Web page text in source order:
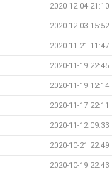
2020-12-04 21:10
2020-12-03 15:52
2020-11-21 11:47
2020-11-19 22:45
2020-11-19 12:14
2020-11-17 22:11
2020-11-12 09:33
2020-10-21 22:49
2020-10-19 22:43